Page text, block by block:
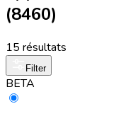
(8460)
15 résultats
Filter
BETA